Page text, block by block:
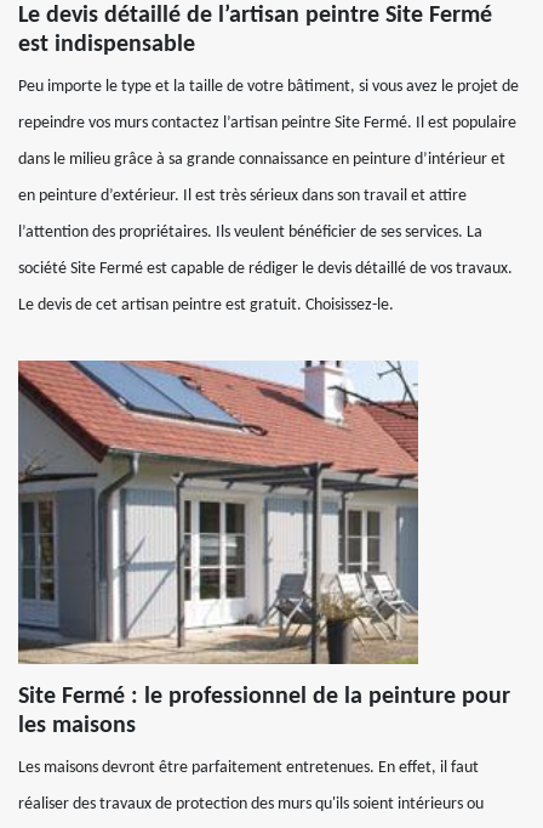
Le devis détaillé de l’artisan peintre Site Fermé
est indispensable
Peu importe le type et la taille de votre bâtiment, si vous avez le projet de
repeindre vos murs contactez l’artisan peintre Site Fermé. Il est populaire
dans le milieu grâce à sa grande connaissance en peinture d’intérieur et
en peinture d’extérieur. Il est très sérieux dans son travail et attire
l’attention des propriétaires. Ils veulent bénéficier de ses services. La
société Site Fermé est capable de rédiger le devis détaillé de vos travaux.
Le devis de cet artisan peintre est gratuit. Choisissez-le.
Site Fermé : le professionnel de la peinture pour
les maisons
Les maisons devront être parfaitement entretenues. En effet, il faut
réaliser des travaux de protection des murs qu'ils soient intérieurs ou